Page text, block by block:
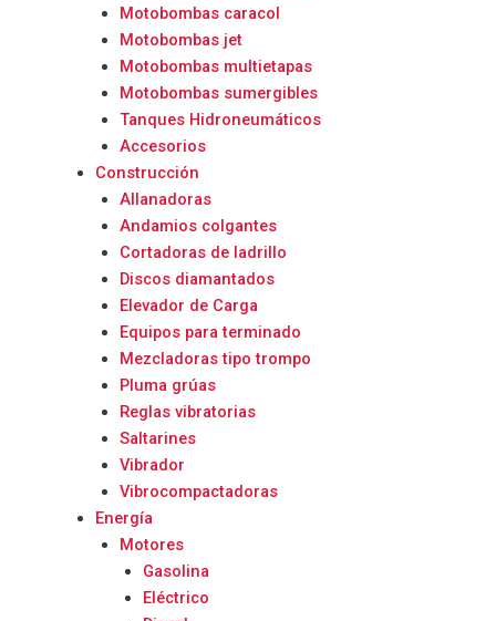
Motobombas caracol
Motobombas jet
Motobombas multietapas
Motobombas sumergibles
Tanques Hidroneumáticos
Accesorios
Construcción
Allanadoras
Andamios colgantes
Cortadoras de ladrillo
Discos diamantados
Elevador de Carga
Equipos para terminado
Mezcladoras tipo trompo
Pluma grúas
Reglas vibratorias
Saltarines
Vibrador
Vibrocompactadoras
Energía
Motores
Gasolina
Eléctrico